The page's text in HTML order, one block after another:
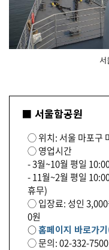
■ 서울함공원
◯ 위치: 서울 마포구
◯ 영업시간
- 3월~10월 평일
- 11월~2월 평일
휴무)
◯ 입장료: 성인
0원
○홈페이지 바로가
◯ 문의: 02-332-7500